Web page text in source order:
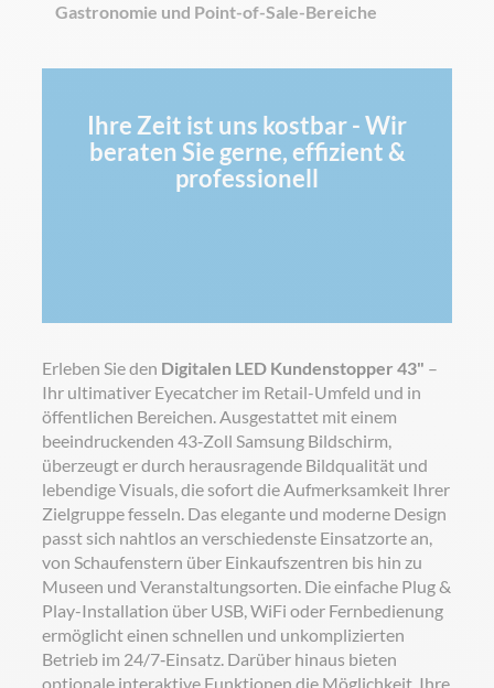
Gastronomie und Point-of-Sale-Bereiche
Ihre Zeit ist uns kostbar - Wir
beraten Sie gerne, effizient &
professionell
Erleben Sie den Digitalen LED Kundenstopper 43" –
Ihr ultimativer Eyecatcher im Retail-Umfeld und in
öffentlichen Bereichen. Ausgestattet mit einem
beeindruckenden 43‑Zoll Samsung Bildschirm,
überzeugt er durch herausragende Bildqualität und
lebendige Visuals, die sofort die Aufmerksamkeit Ihrer
Zielgruppe fesseln. Das elegante und moderne Design
passt sich nahtlos an verschiedenste Einsatzorte an,
von Schaufenstern über Einkaufszentren bis hin zu
Museen und Veranstaltungsorten. Die einfache Plug &
Play-Installation über USB, WiFi oder Fernbedienung
ermöglicht einen schnellen und unkomplizierten
Betrieb im 24/7‑Einsatz. Darüber hinaus bieten
optionale interaktive Funktionen die Möglichkeit, Ihre